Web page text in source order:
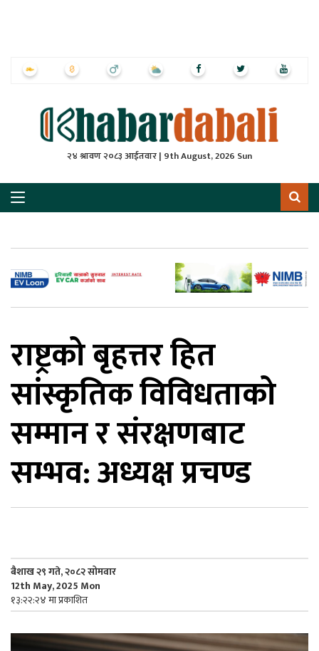
२४ श्रावण २०८३ आईतवार | 9th August, 2026 Sun
राष्ट्रको बृहत्तर हित
सांस्कृतिक विविधताको
सम्मान र संरक्षणबाट
सम्भव: अध्यक्ष प्रचण्ड
बैशाख २९ गते, २०८२ सोमवार
12th May, 2025 Mon
१३:२२:२४ मा प्रकाशित